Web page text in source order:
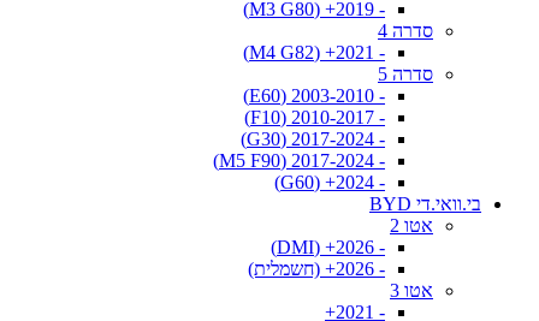
- 2019+ (M3 G80)
סדרה 4
- 2021+ (M4 G82)
סדרה 5
- 2003-2010 (E60)
- 2010-2017 (F10)
- 2017-2024 (G30)
- 2017-2024 (M5 F90)
- 2024+ (G60)
בי.וואי.די BYD
אטו 2
- 2026+ (DMI)
- 2026+ (חשמלית)
אטו 3
- 2021+